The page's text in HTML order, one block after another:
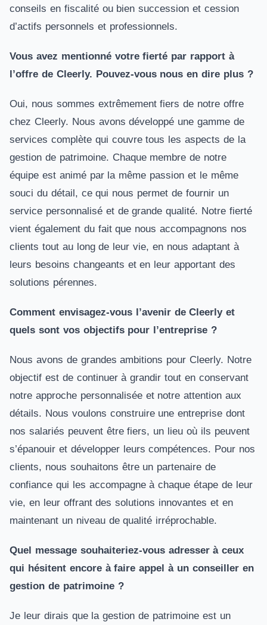
conseils en fiscalité ou bien succession et cession
d’actifs personnels et professionnels.
Vous avez mentionné votre fierté par rapport à
l’offre de Cleerly. Pouvez-vous nous en dire plus ?
Oui, nous sommes extrêmement fiers de notre offre
chez Cleerly. Nous avons développé une gamme de
services complète qui couvre tous les aspects de la
gestion de patrimoine. Chaque membre de notre
équipe est animé par la même passion et le même
souci du détail, ce qui nous permet de fournir un
service personnalisé et de grande qualité. Notre fierté
vient également du fait que nous accompagnons nos
clients tout au long de leur vie, en nous adaptant à
leurs besoins changeants et en leur apportant des
solutions pérennes.
Comment envisagez-vous l’avenir de Cleerly et
quels sont vos objectifs pour l’entreprise ?
Nous avons de grandes ambitions pour Cleerly. Notre
objectif est de continuer à grandir tout en conservant
notre approche personnalisée et notre attention aux
détails. Nous voulons construire une entreprise dont
nos salariés peuvent être fiers, un lieu où ils peuvent
s’épanouir et développer leurs compétences. Pour nos
clients, nous souhaitons être un partenaire de
confiance qui les accompagne à chaque étape de leur
vie, en leur offrant des solutions innovantes et en
maintenant un niveau de qualité irréprochable.
Quel message souhaiteriez-vous adresser à ceux
qui hésitent encore à faire appel à un conseiller en
gestion de patrimoine ?
Je leur dirais que la gestion de patrimoine est un